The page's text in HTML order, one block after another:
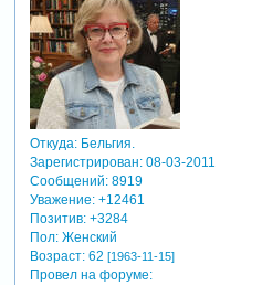
Откуда:Бельгия.
Зарегистрирован: 08-03-2011
Сообщений:8919
Уважение: +12461
Позитив: +3284
Пол:Женский
Возраст:62 [1963-11-15]
Провел на форуме: